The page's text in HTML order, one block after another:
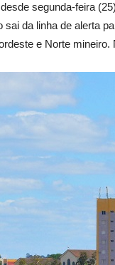
segunda-feira
da linha de alerta
e Norte